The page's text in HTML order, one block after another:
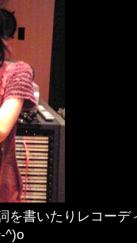
を書いたりレコー
^)o